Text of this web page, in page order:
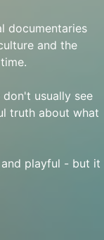
documentaries
and the
usually see
truth about what
playful - but it